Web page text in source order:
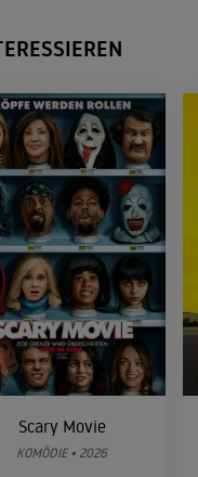
Scary Movie
KOMÖDIE • 2026